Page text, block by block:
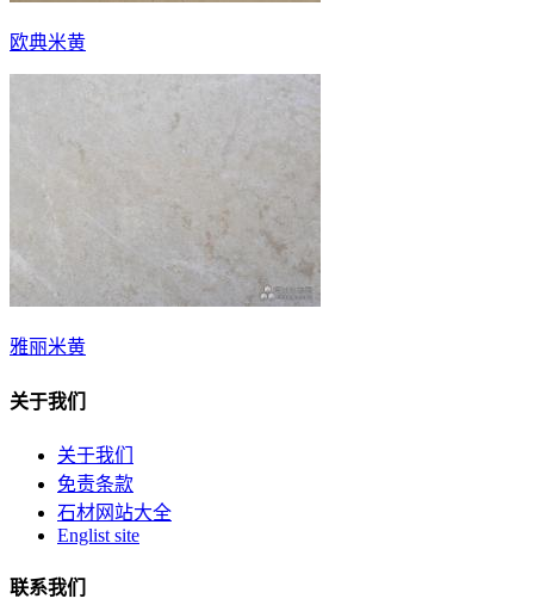
欧典米黄
雅丽米黄
关于我们
关于我们
免责条款
石材网站大全
Englist site
联系我们